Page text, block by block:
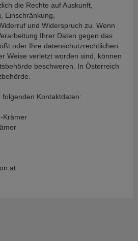
die Rechte auf Auskunft,
Einschränkung,
und Widerspruch zu. Wenn
Ihrer Daten gegen das
oder Ihre datenschutzrechtlichen
Weise verletzt worden sind, können
beschweren. In Österreich
Kontaktdaten:
Krämer